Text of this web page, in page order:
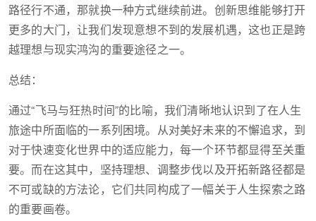
路径行不通，那就换一种方式继续前进。创新思维能够打开
更多的大门，让我们发现意想不到的发展机遇，这也正是跨
越理想与现实鸿沟的重要途径之一。
总结：
通过“飞马与狂热时间”的比喻，我们清晰地认识到了在人生
旅途中所面临的一系列困境。从对美好未来的不懈追求，到
对于快速变化世界中的适应能力，每一个环节都显得至关重
要。而在这其中，坚持理想、调整步伐以及开拓新路径都是
不可或缺的方法论，它们共同构成了一幅关于人生探索之路
的重要画卷。